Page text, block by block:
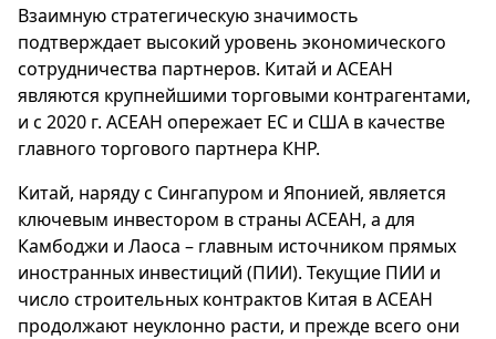
Взаимную стратегическую значимость
подтверждает высокий уровень экономического
сотрудничества партнеров. Китай и АСЕАН
являются крупнейшими торговыми контрагентами,
и с 2020 г. АСЕАН опережает ЕС и США в качестве
главного торгового партнера КНР.
Китай, наряду с Сингапуром и Японией, является
ключевым инвестором в страны АСЕАН, а для
Камбоджи и Лаоса – главным источником прямых
иностранных инвестиций (ПИИ). Текущие ПИИ и
число строительных контрактов Китая в АСЕАН
продолжают неуклонно расти, и прежде всего они